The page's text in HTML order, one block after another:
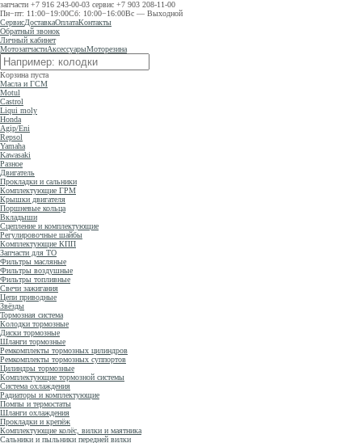
запчасти +7 916 243-00-03 сервис +7 903 208-11-00
Пн−пт: 11:00−19:00Сб: 10:00−16:00Вс — Выходной
СервисДоставкаОплатаКонтакты
Обратный звонок
Личный кабинет
МотозапчастиАксессуарыМоторезина
Корзина пуста
Масла и ГСМ
Motul
Castrol
Liqui moly
Honda
Agip/Eni
Repsol
Yamaha
Kawasaki
Разное
Двигатель
Прокладки и сальники
Комплектующие ГРМ
Крышки двигателя
Поршневые кольца
Вкладыши
Сцепление и комплектующие
Регулировочные шайбы
Комплектующие КПП
Запчасти для ТО
Фильтры масляные
Фильтры воздушные
Фильтры топливные
Свечи зажигания
Цепи приводные
Звёзды
Тормозная система
Колодки тормозные
Диски тормозные
Шланги тормозные
Ремкомплекты тормозных цилиндров
Ремкомплекты тормозных суппортов
Цилиндры тормозные
Комплектующие тормозной системы
Система охлаждения
Радиаторы и комплектующие
Помпы и термостаты
Шланги охлаждения
Прокладки и крепёж
Комплектующие колёс, вилки и маятника
Сальники и пыльники передней вилки